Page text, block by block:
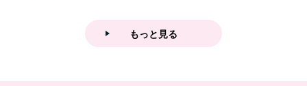
もっと見る